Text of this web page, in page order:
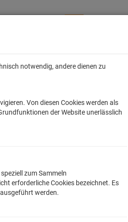
Herren Lustig Humor
Spruch, buntes Motiv oder Lizensierter
Shirts werden in Deutschland unter
notwendig, andere dienen zu
Von diesen Cookies werden als
der Website unerlässlich
zum Sammeln
erforderliche Cookies bezeichnet. Es
werden.